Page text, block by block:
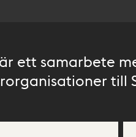
ett samarbete
till